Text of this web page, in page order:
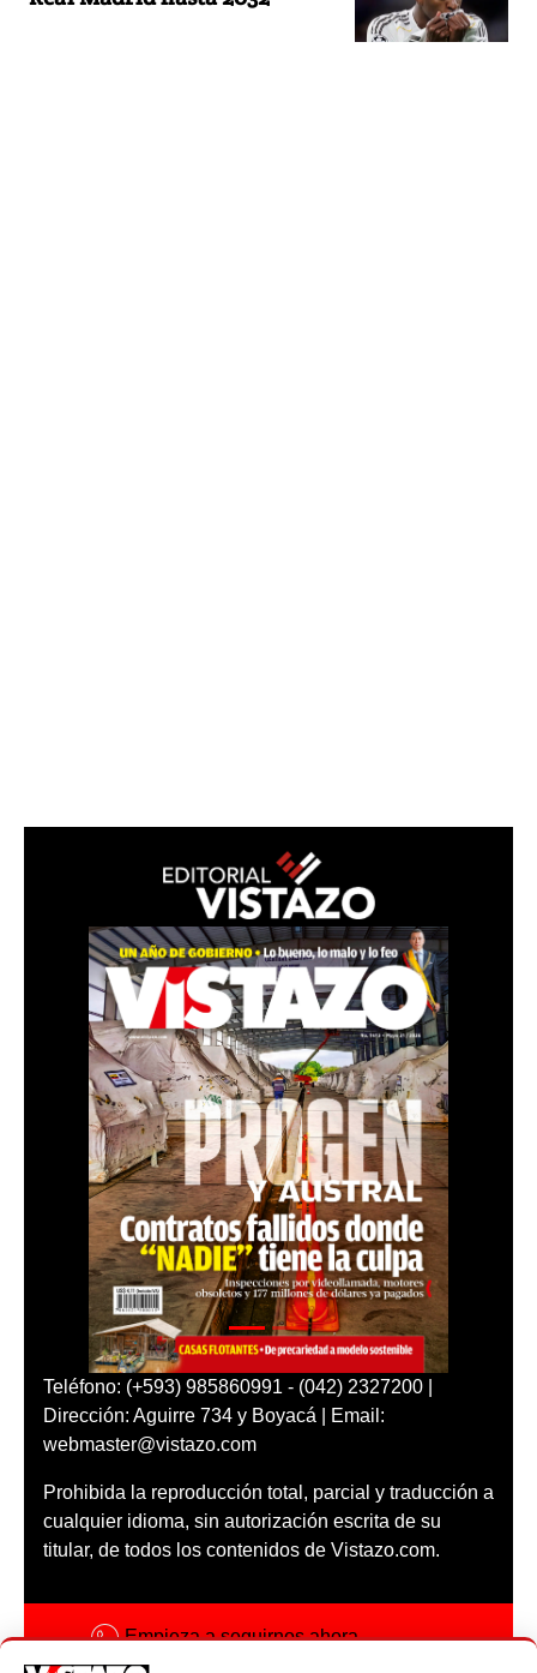
Teléfono: (+593) 985860991 - (042) 2327200 |
Dirección: Aguirre 734 y Boyacá | Email:
webmaster@vistazo.com
Prohibida la reproducción total, parcial y traducción a
cualquier idioma, sin autorización escrita de su
titular, de todos los contenidos de Vistazo.com.
Empieza a seguirnos ahora